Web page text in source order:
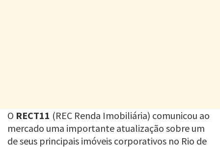
O RECT11 (REC Renda Imobiliária) comunicou ao
mercado uma importante atualização sobre um
de seus principais imóveis corporativos no Rio de